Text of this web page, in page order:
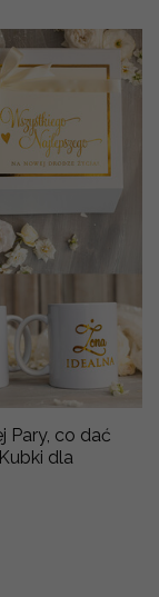
Pary, co dać
dla